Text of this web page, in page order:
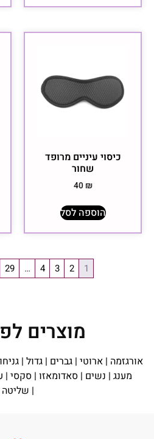
כיסוי עיניים מרופד
שחור
40 ₪
הוספה לסל
1
2
3
4
…
29
מוצרים
אורגזמה | ארוטי | גברים | גדול |
מענג | נשים |סאדומאזו |סקסי |
| שליטה